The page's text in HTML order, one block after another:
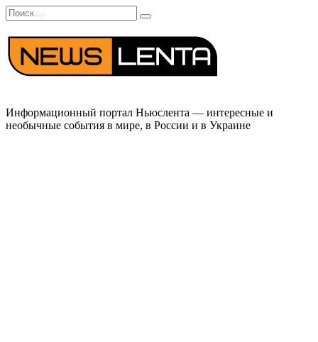
Перейти
к
содержанию
Search
for:
Информационный портал Ньюслента — интересные и
необычные события в мире, в России и в Украине